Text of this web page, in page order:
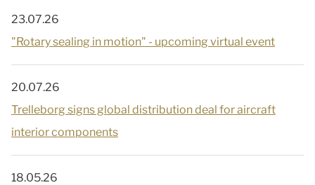
23.07.26
"Rotary sealing in motion" - upcoming virtual event
20.07.26
Trelleborg signs global distribution deal for aircraft
interior components
18.05.26